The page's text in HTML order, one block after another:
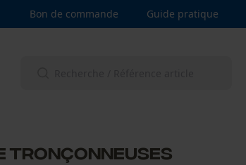
Bon de commande Guide pratique
TRONÇONNEUSES